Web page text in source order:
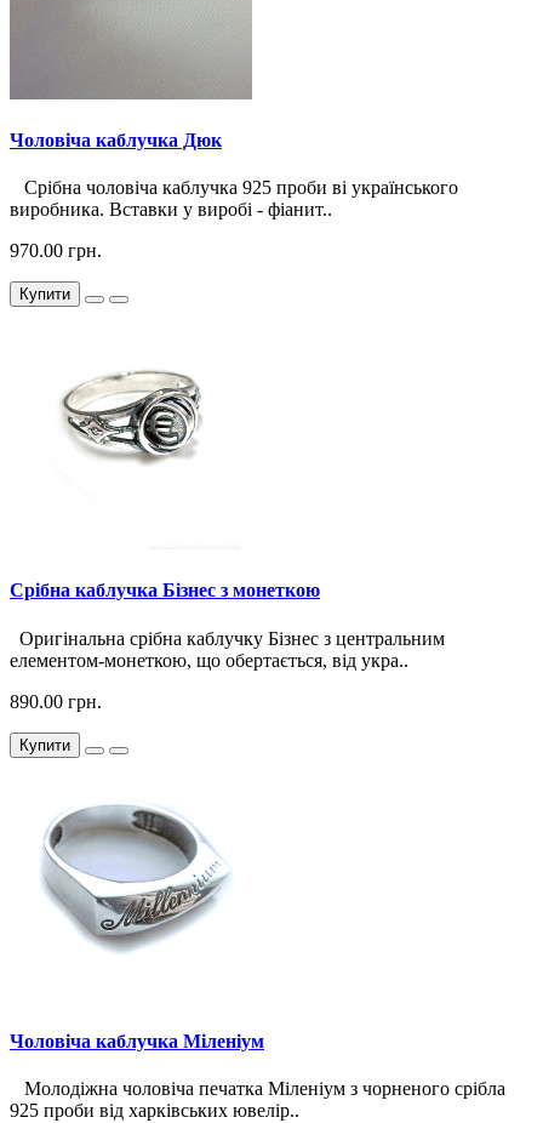
Чоловіча каблучка Дюк
Срібна чоловіча каблучка 925 проби ві українського
виробника. Вставки у виробі - фіанит..
970.00 грн.
Купити
Срібна каблучка Бізнес з монеткою
Оригінальна срібна каблучку Бізнес з центральним
елементом-монеткою, що обертається, від укра..
890.00 грн.
Купити
Чоловіча каблучка Міленіум
Молодіжна чоловіча печатка Міленіум з чорненого срібла
925 проби від харківських ювелір..